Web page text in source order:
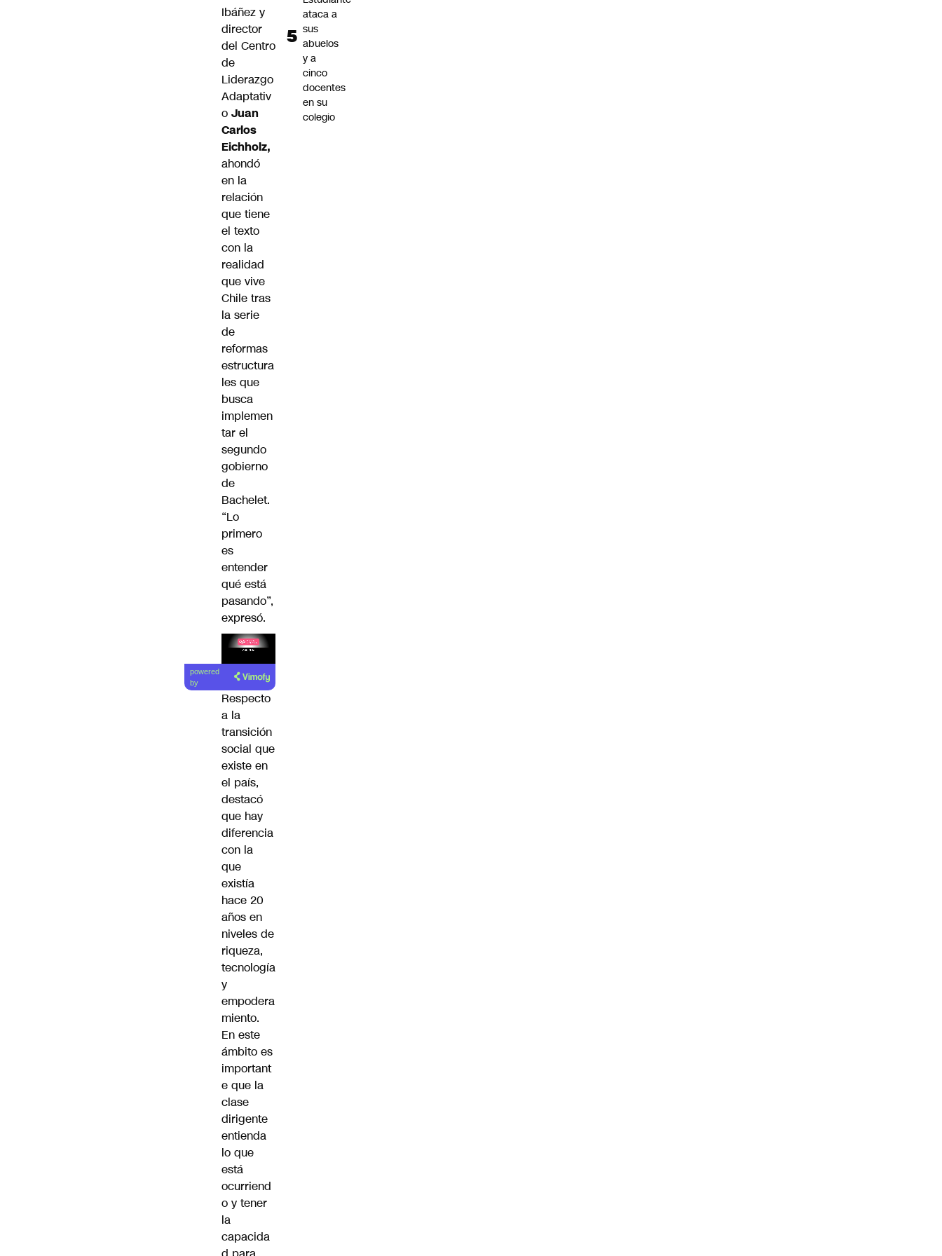
Ibáñez y
director
del Centro
de
Liderazgo
Adaptativ
o Juan
Carlos
Eichholz,
ahondó
en la
relación
que tiene
el texto
con la
realidad
que vive
Chile tras
la serie
de
reformas
estructura
les que
busca
implemen
tar el
segundo
gobierno
de
Bachelet.
“Lo
primero
es
entender
qué está
pasando”,
expresó.
Lea el
artículo
powered
by
Respecto
a la
transición
social que
existe en
el país,
destacó
que hay
diferencia
con la
que
existía
hace 20
años en
niveles de
riqueza,
tecnología
y
empodera
miento.
En este
ámbito es
important
e que la
clase
dirigente
entienda
lo que
está
ocurriend
o y tener
la
capacida
ataca a
sus
abuelos
y a
cinco
docentes
en su
colegio